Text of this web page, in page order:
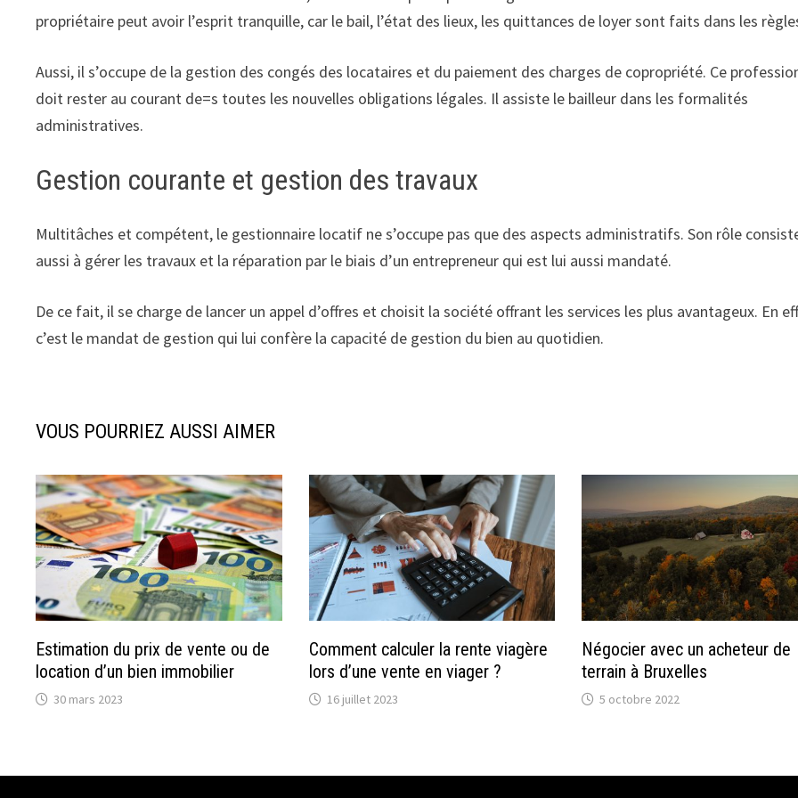
propriétaire peut avoir l’esprit tranquille, car le bail, l’état des lieux, les quittances de loyer sont faits dans les
Aussi, il s’occupe de la gestion des congés des locataires et du paiement des charges de copropriété. Ce
doit rester au courant de=s toutes les nouvelles obligations légales. Il assiste le bailleur dans les formalités
administratives.
Gestion courante et gestion des travaux
Multitâches et compétent, le gestionnaire locatif ne s’occupe pas que des aspects administratifs. Son rôle
aussi à gérer les travaux et la réparation par le biais d’un entrepreneur qui est lui aussi mandaté.
De ce fait, il se charge de lancer un appel d’offres et choisit la société offrant les services les plus avantageux. En
c’est le mandat de gestion qui lui confère la capacité de gestion du bien au quotidien.
VOUS POURRIEZ AUSSI AIMER
Estimation du prix de vente ou de
location d’un bien immobilier
30 mars 2023
Comment calculer la rente viagère
lors d’une vente en viager ?
16 juillet 2023
Négocier avec un acheteur de
terrain à Bruxelles
5 octobre 2022